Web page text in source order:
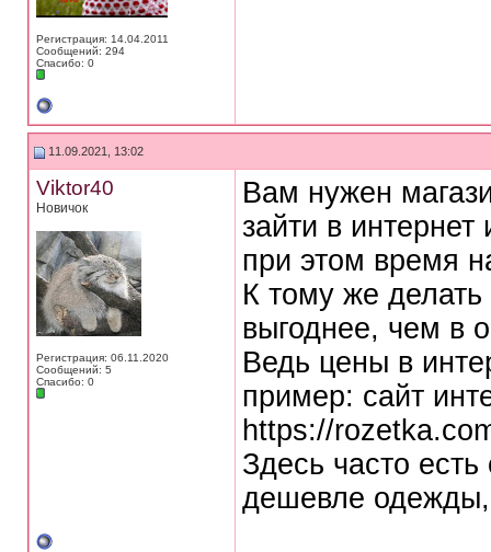
Регистрация: 14.04.2011
Сообщений: 294
Спасибо: 0
11.09.2021, 13:02
Viktor40
Новичок
Регистрация: 06.11.2020
Сообщений: 5
Спасибо: 0
Вам нужен
зайти в
при этом время
К тому же делать
выгоднее, чем в
Ведь цены в
пример: сайт
httрs://
Здесь часто
дешевле одежды,